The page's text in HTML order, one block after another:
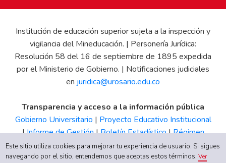
Institución de educación superior sujeta a la inspección y
vigilancia del Mineducación. | Personería Jurídica:
Resolución 58 del 16 de septiembre de 1895 expedida
por el Ministerio de Gobierno. | Notificaciones judiciales
en juridica@urosario.edu.co
Transparencia y acceso a la información pública
Gobierno Universitario | Proyecto Educativo Institucional
|Informe de Gestión|Boletín Estadístico|Régimen
Tributario|Estados Financieros |Código de Ética| Canal
de Integridad UR
Este sitio utiliza cookies para mejorar tu experiencia de usuario. Si sigues
navegando por el sitio, entendemos que aceptas estos términos.Ver